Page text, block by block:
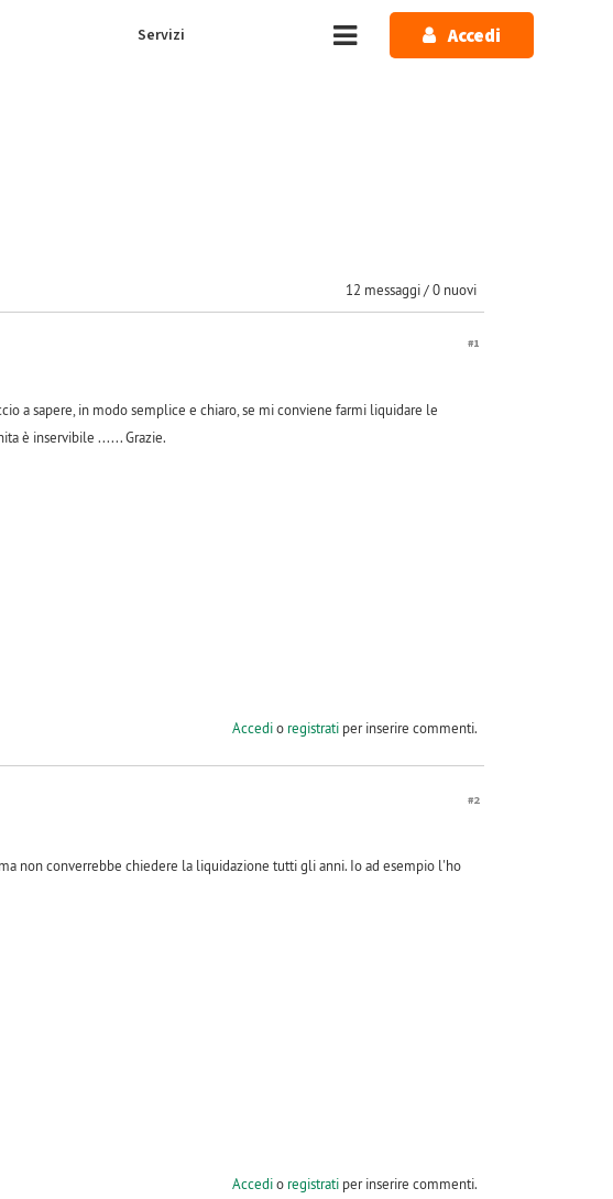
Servizi Accedi
12 messaggi / 0 nuovi
#1
a sapere, in modo semplice e chiaro, se mi conviene farmi liquidare le
è inservibile ...... Grazie.
Accedio registratiper inserire commenti.
#2
non converrebbe chiedere la liquidazione tutti gli anni. Io ad esempio l'ho
Accedio registratiper inserire commenti.